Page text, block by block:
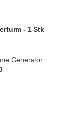
- 1 Stk
Generator